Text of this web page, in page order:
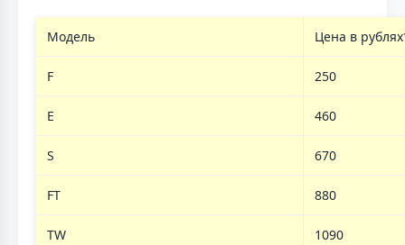
Модель Цена в
F 250
E 460
S 670
FT 880
TW 1090